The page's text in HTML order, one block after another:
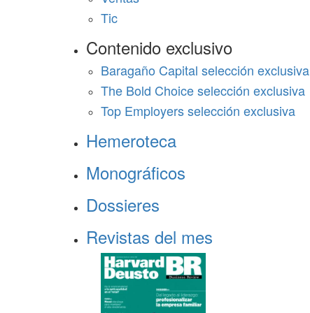
Tic
Contenido exclusivo
Baragaño Capital selección exclusiva
The Bold Choice selección exclusiva
Top Employers selección exclusiva
Hemeroteca
Monográficos
Dossieres
Revistas del mes